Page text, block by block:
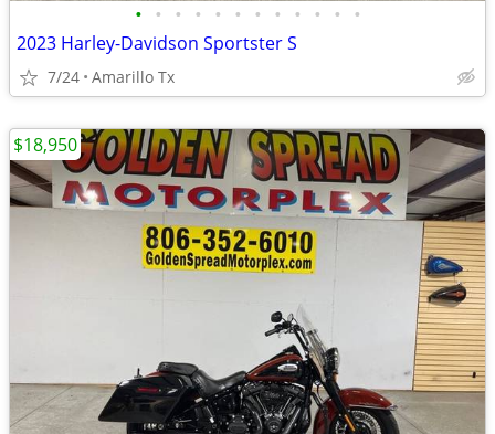
• • • • • • • • • • • •
2023 Harley-Davidson Sportster S
7/24 Amarillo Tx
$18,950